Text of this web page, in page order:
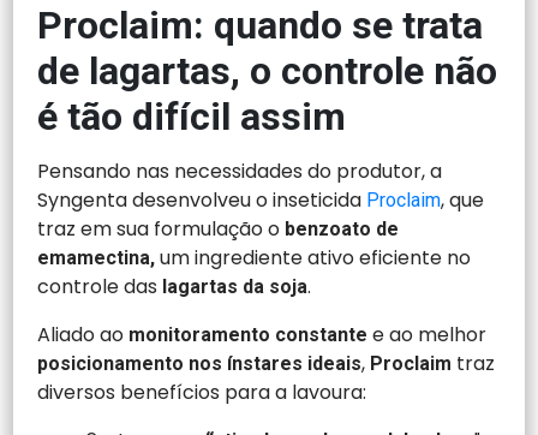
Proclaim: quando se trata
de lagartas, o controle não
é tão difícil assim
Pensando nas necessidades do produtor, a
Syngenta desenvolveu o inseticida Proclaim, que
traz em sua formulação o benzoato de
emamectina,um ingrediente ativo eficiente no
controle das lagartas da soja.
Aliado ao monitoramento constante e ao melhor
posicionamento nos ínstares ideais, Proclaim traz
diversos benefícios para a lavoura: